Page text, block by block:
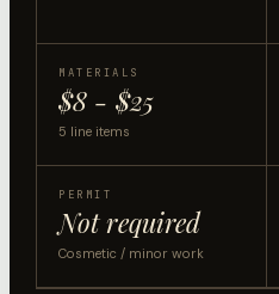
MATERIALS
$8 - $25
5 line items
PERMIT
Not required
Cosmetic / minor work